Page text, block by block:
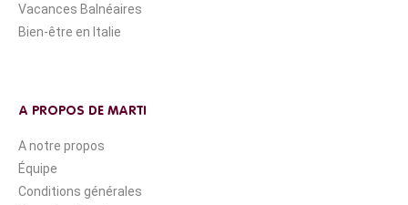
Vacances Balnéaires
Bien-être en Italie
A PROPOS DE MARTI
A notre propos
Équipe
Conditions générales